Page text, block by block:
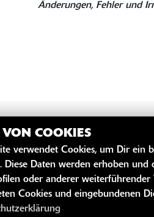
Änderungen, Fehler und
VON COOKIES
verwendet Cookies, um Dir ein
Diese Daten werden erhoben
oder anderer
Cookies und eingebundenen